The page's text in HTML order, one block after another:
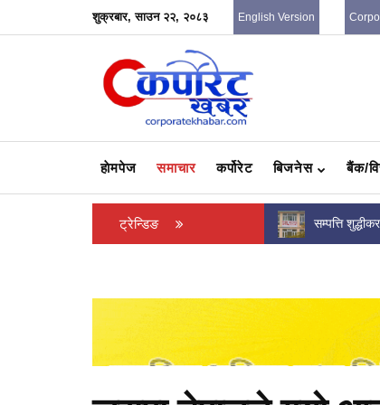
शुक्रबार, साउन २२, २०८३ English Version
हाेमपेज समाचार कर्पोरेट बिजनेस बैंक/
ट्रेन्डिङ
सम्पत्ति शुद्धीकरणको मुद्दामा विशेष अदालतले क्रेस्ट
इन्भेष्टमेन्ट